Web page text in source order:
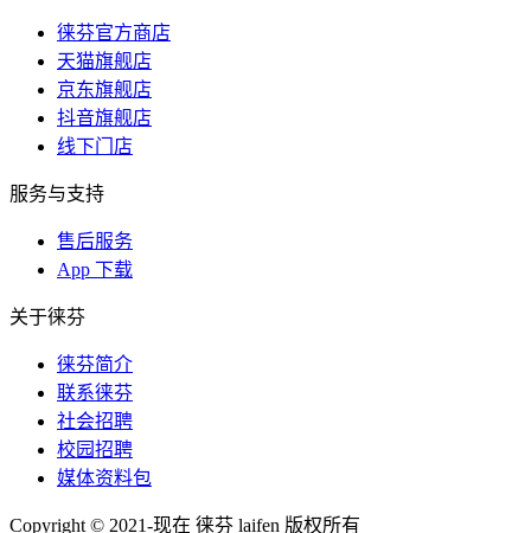
徕芬官方商店
天猫旗舰店
京东旗舰店
抖音旗舰店
线下门店
服务与支持
售后服务
App 下载
关于徕芬
徕芬简介
联系徕芬
社会招聘
校园招聘
媒体资料包
Copyright © 2021-现在 徕芬 laifen 版权所有